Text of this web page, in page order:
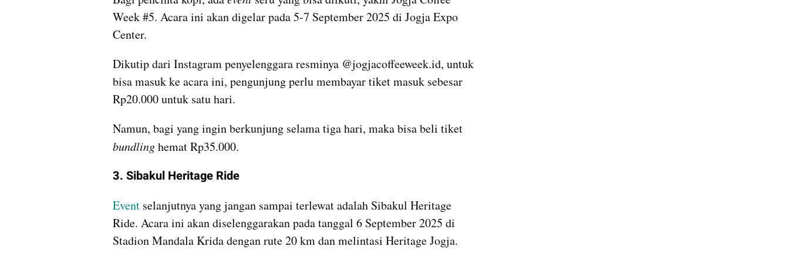
Week #5. Acara ini akan digelar pada 5-7 September 2025 di Jogja Expo
Center.
Dikutip dari Instagram penyelenggara resminya @jogjacoffeeweek.id, untuk
bisa masuk ke acara ini, pengunjung perlu membayar tiket masuk sebesar
Rp20.000 untuk satu hari.
bundling hemat Rp35.000.
3. Sibakul Heritage Ride
Event selanjutnya yang jangan sampai terlewat adalah Sibakul Heritage
Ride. Acara ini akan diselenggarakan pada tanggal 6 September 2025 di
Stadion Mandala Krida dengan rute 20 km dan melintasi Heritage Jogja.